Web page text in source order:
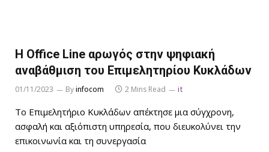
H Office Line αρωγός στην ψηφιακή
αναβάθμιση του Επιμελητηρίου Κυκλάδων
01/11/2023 Byinfocom 2 Mins Read it
Το Επιμελητήριο Κυκλάδων απέκτησε μια σύγχρονη,
ασφαλή και αξιόπιστη υπηρεσία, που διευκολύνει την
επικοινωνία και τη συνεργασία